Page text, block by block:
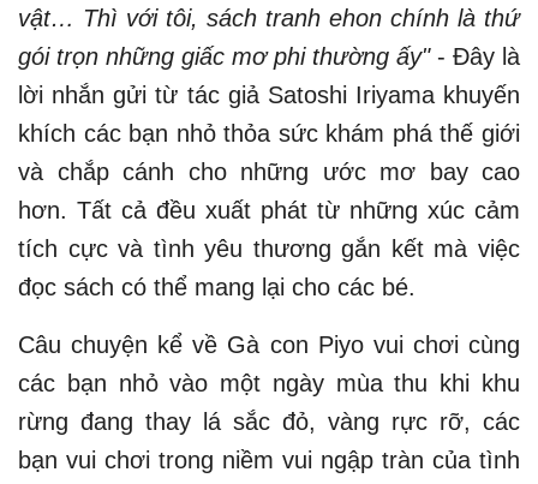
vật… Thì với tôi, sách tranh ehon chính là thứ
gói trọn những giấc mơ phi thường ấy"- Đây là
lời nhắn gửi từ tác giả Satoshi Iriyama khuyến
khích các bạn nhỏ thỏa sức khám phá thế giới
và chắp cánh cho những ước mơ bay cao
hơn. Tất cả đều xuất phát từ những xúc cảm
tích cực và tình yêu thương gắn kết mà việc
đọc sách có thể mang lại cho các bé.
Câu chuyện kể về Gà con Piyo vui chơi cùng
các bạn nhỏ vào một ngày mùa thu khi khu
rừng đang thay lá sắc đỏ, vàng rực rỡ, các
bạn vui chơi trong niềm vui ngập tràn của tình